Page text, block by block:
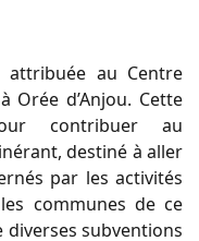
au Centre
Orée d’Anjou. Cette
contribuer au
destiné à aller
par les activités
communes de ce
subventions